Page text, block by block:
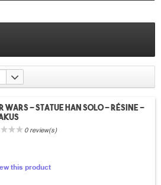
wars - Statue Han Solo - résine -
0 review(s)
this product